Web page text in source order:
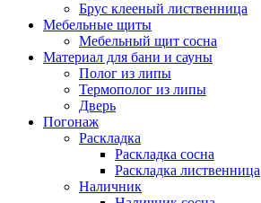
Брус клееный лиственница
Мебельные щиты
Мебельный щит сосна
Материал для бани и сауны
Полог из липы
Термополог из липы
Дверь
Погонаж
Раскладка
Раскладка сосна
Раскладка лиственница
Наличник